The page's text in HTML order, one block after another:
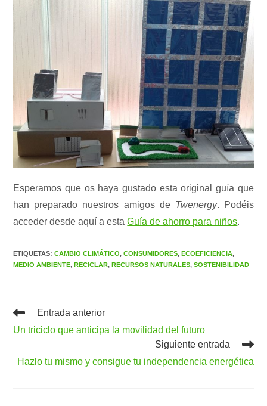
Esperamos que os haya gustado esta original guía que
han preparado nuestros amigos de Twenergy. Podéis
acceder desde aquí a estaGuía de ahorro para niños.
ETIQUETAS:CAMBIO CLIMÁTICO, CONSUMIDORES, ECOEFICIENCIA,
MEDIO AMBIENTE, RECICLAR, RECURSOS NATURALES, SOSTENIBILIDAD
Leer
artículos
Entrada anterior
Un triciclo que anticipa la movilidad del futuro
Siguiente entrada
Hazlo tu mismo y consigue tu independencia energética